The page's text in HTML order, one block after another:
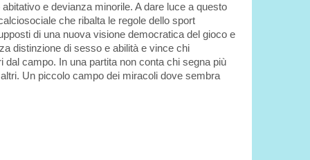
e devianza minorile. A dare luce a questo
che ribalta le regole dello sport
di una nuova visione democratica del gioco e
distinzione di sesso e abilità e vince chi
campo. In una partita non conta chi segna più
Un piccolo campo dei miracoli dove sembra